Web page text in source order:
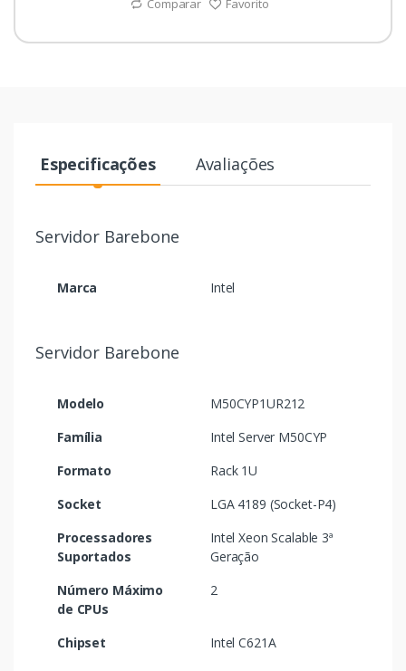
Comparar Favorito
Especificações Avaliações
Servidor Barebone
Marca Intel
Servidor Barebone
Modelo
M50CYP1UR212
Família
Intel Server M50CYP
Formato
Rack 1U
Socket
LGA 4189 (Socket-P4)
Processadores
Suportados
Intel Xeon Scalable 3ª
Geração
Número Máximo
de CPUs
2
Chipset
Intel C621A